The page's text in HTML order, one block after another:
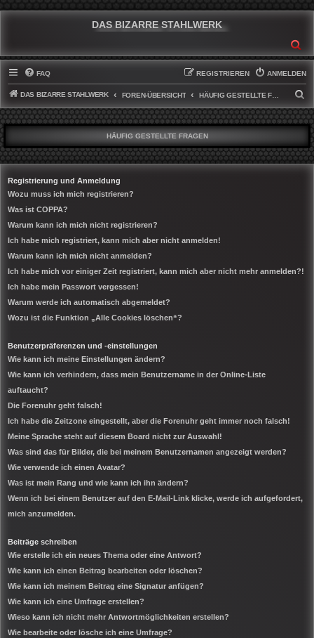
DAS BIZARRE STAHLWERK
FAQ ANMELDEN
REGISTRIEREN
DAS BIZARRE STAHLWERK FOREN-ÜBERSICHT HÄUFIG GESTELLTE FRAGEN
U
C
H
E
HÄUFIG GESTELLTE FRAGEN
Registrierung und Anmeldung
Wozu muss ich mich registrieren?
Was ist COPPA?
Warum kann ich mich nicht registrieren?
Ich habe mich registriert, kann mich aber nicht anmelden!
Warum kann ich mich nicht anmelden?
Ich habe mich vor einiger Zeit registriert, kann mich aber nicht mehr anmelden?!
Ich habe mein Passwort vergessen!
Warum werde ich automatisch abgemeldet?
Wozu ist die Funktion „Alle Cookies löschen“?
Benutzerpräferenzen und -einstellungen
Wie kann ich meine Einstellungen ändern?
Wie kann ich verhindern, dass mein Benutzername in der Online-Liste
auftaucht?
Die Forenuhr geht falsch!
Ich habe die Zeitzone eingestellt, aber die Forenuhr geht immer noch falsch!
Meine Sprache steht auf diesem Board nicht zur Auswahl!
Was sind das für Bilder, die bei meinem Benutzernamen angezeigt werden?
Wie verwende ich einen Avatar?
Was ist mein Rang und wie kann ich ihn ändern?
Wenn ich bei einem Benutzer auf den E-Mail-Link klicke, werde ich aufgefordert,
mich anzumelden.
Beiträge schreiben
Wie erstelle ich ein neues Thema oder eine Antwort?
Wie kann ich einen Beitrag bearbeiten oder löschen?
Wie kann ich meinem Beitrag eine Signatur anfügen?
Wie kann ich eine Umfrage erstellen?
Wieso kann ich nicht mehr Antwortmöglichkeiten erstellen?
Wie bearbeite oder lösche ich eine Umfrage?